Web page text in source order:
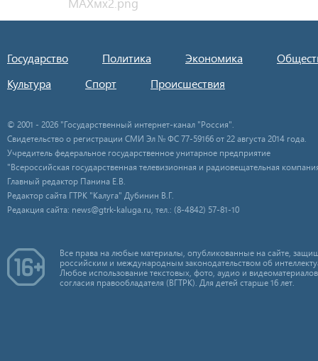
Государство Политика Экономика
Культура
Спорт Происшествия
© 2001 - 2026 "Государственный интернет-канал "Россия".
Свидетельство о регистрации СМИ Эл № ФС 77-59166 от 22 августа 2014 года.
Учредитель федеральное государственное унитарное предприятие
"Всероссийская государственная телевизионная и радиовещательная
Главный редактор Панина Е.В.
Редактор сайта ГТРК "Калуга" Дубинин В.Г.
Редакция сайта: news@gtrk-kaluga.ru, тел.: (8-4842) 57-81-10
Все права на любые материалы, опубликованные на сайте,
российским и международным законодательством об
Любое использование текстовых, фото, аудио и
согласия правообладателя (ВГТРК). Для детей старше 16 лет.